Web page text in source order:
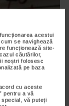
acestui
se navighează
funcționează site-
căutărilor,
noștri folosesc
pe baza
cu aceste
pentru a vă
vă puteți